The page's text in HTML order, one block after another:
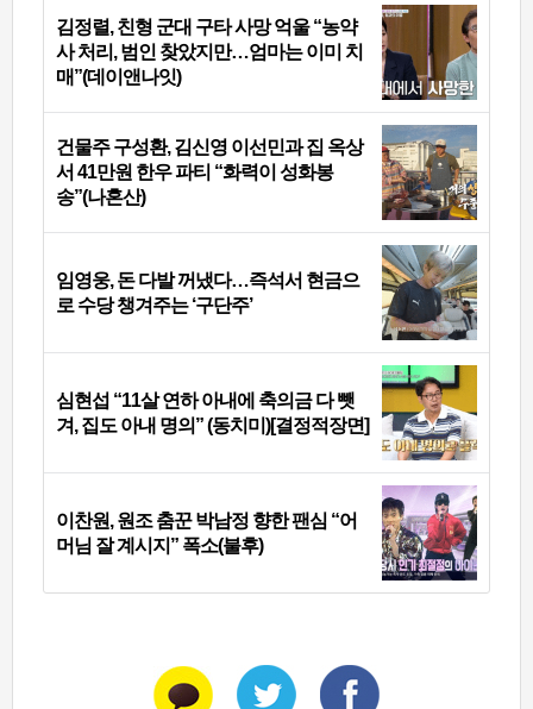
김정렬, 친형 군대 구타 사망 억울 “농약
사 처리, 범인 찾았지만…엄마는 이미 치
매”(데이앤나잇)
건물주 구성환, 김신영 이선민과 집 옥상
서 41만원 한우 파티 “화력이 성화봉
송”(나혼산)
임영웅, 돈 다발 꺼냈다…즉석서 현금으
로 수당 챙겨주는 ‘구단주’
심현섭 “11살 연하 아내에 축의금 다 뺏
겨, 집도 아내 명의” (동치미)[결정적장면]
이찬원, 원조 춤꾼 박남정 향한 팬심 “어
머님 잘 계시지” 폭소(불후)